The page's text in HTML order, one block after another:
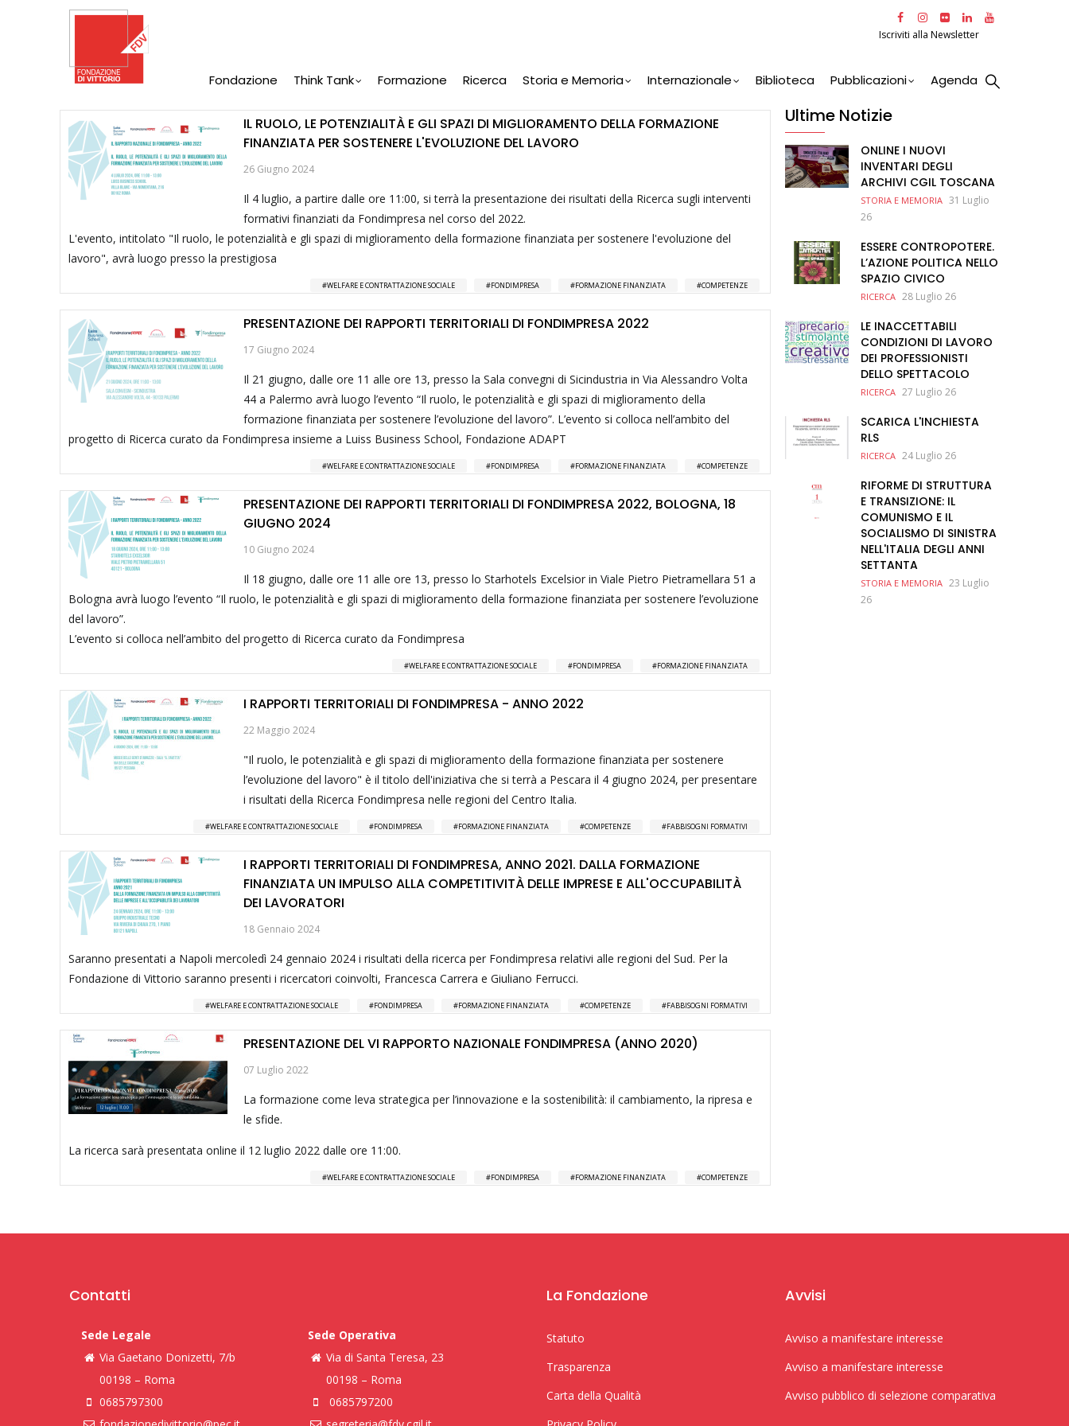
Iscriviti alla Newsletter
Navigation
Fondazione Think Tank Formazione Ricerca Storia e Memoria Internazionale Biblioteca Pubblicazioni Agenda
IL RUOLO, LE POTENZIALITÀ E GLI SPAZI DI MIGLIORAMENTO DELLA FORMAZIONE
FINANZIATA PER SOSTENERE L'EVOLUZIONE DEL LAVORO
26 Giugno 2024
Il 4 luglio, a partire dalle ore 11:00, si terrà la presentazione dei risultati della Ricerca sugli interventi
formativi finanziati da Fondimpresa nel corso del 2022.
L'evento, intitolato "Il ruolo, le potenzialità e gli spazi di miglioramento della formazione finanziata per sostenere l'evoluzione del
lavoro", avrà luogo presso la prestigiosa
WELFARE E CONTRATTAZIONE SOCIALE FONDIMPRESA FORMAZIONE FINANZIATA COMPETENZE
PRESENTAZIONE DEI RAPPORTI TERRITORIALI DI FONDIMPRESA 2022
17 Giugno 2024
Il 21 giugno, dalle ore 11 alle ore 13, presso la Sala convegni di Sicindustria in Via Alessandro Volta
44 a Palermo avrà luogo l’evento “Il ruolo, le potenzialità e gli spazi di miglioramento della
formazione finanziata per sostenere l’evoluzione del lavoro”. L’evento si colloca nell’ambito del
progetto di Ricerca curato da Fondimpresa insieme a Luiss Business School, Fondazione ADAPT
WELFARE E CONTRATTAZIONE SOCIALE FONDIMPRESA FORMAZIONE FINANZIATA COMPETENZE
PRESENTAZIONE DEI RAPPORTI TERRITORIALI DI FONDIMPRESA 2022, BOLOGNA, 18
GIUGNO 2024
10 Giugno 2024
Il 18 giugno, dalle ore 11 alle ore 13, presso lo Starhotels Excelsior in Viale Pietro Pietramellara 51 a
Bologna avrà luogo l’evento “Il ruolo, le potenzialità e gli spazi di miglioramento della formazione finanziata per sostenere l’evoluzione
del lavoro”.
L’evento si colloca nell’ambito del progetto di Ricerca curato da Fondimpresa
WELFARE E CONTRATTAZIONE SOCIALE FONDIMPRESA FORMAZIONE FINANZIATA
I RAPPORTI TERRITORIALI DI FONDIMPRESA - ANNO 2022
22 Maggio 2024
"Il ruolo, le potenzialità e gli spazi di miglioramento della formazione finanziata per sostenere
l’evoluzione del lavoro" è il titolo dell'iniziativa che si terrà a Pescara il 4 giugno 2024, per presentare
i risultati della Ricerca Fondimpresa nelle regioni del Centro Italia.
WELFARE E CONTRATTAZIONE SOCIALE FONDIMPRESA FORMAZIONE FINANZIATA COMPETENZE FABBISOGNI FORMATIVI
I RAPPORTI TERRITORIALI DI FONDIMPRESA, ANNO 2021. DALLA FORMAZIONE
FINANZIATA UN IMPULSO ALLA COMPETITIVITÀ DELLE IMPRESE E ALL'OCCUPABILITÀ
DEI LAVORATORI
18 Gennaio 2024
Saranno presentati a Napoli mercoledì 24 gennaio 2024 i risultati della ricerca per Fondimpresa relativi alle regioni del Sud. Per la
Fondazione di Vittorio saranno presenti i ricercatori coinvolti, Francesca Carrera e Giuliano Ferrucci.
WELFARE E CONTRATTAZIONE SOCIALE FONDIMPRESA FORMAZIONE FINANZIATA COMPETENZE FABBISOGNI FORMATIVI
PRESENTAZIONE DEL VI RAPPORTO NAZIONALE FONDIMPRESA (ANNO 2020)
07 Luglio 2022
La formazione come leva strategica per l’innovazione e la sostenibilità: il cambiamento, la ripresa e
le sfide.
La ricerca sarà presentata online il 12 luglio 2022 dalle ore 11:00.
WELFARE E CONTRATTAZIONE SOCIALE FONDIMPRESA FORMAZIONE FINANZIATA COMPETENZE
Ultime Notizie
ONLINE I NUOVI
INVENTARI DEGLI
ARCHIVI CGIL TOSCANA
STORIA E MEMORIA 31 Luglio
26
ESSERE CONTROPOTERE.
L’AZIONE POLITICA NELLO
SPAZIO CIVICO
RICERCA 28 Luglio 26
LE INACCETTABILI
CONDIZIONI DI LAVORO
DEI PROFESSIONISTI
DELLO SPETTACOLO
RICERCA 27 Luglio 26
SCARICA L'INCHIESTA
RLS
RICERCA 24 Luglio 26
RIFORME DI STRUTTURA
E TRANSIZIONE: IL
COMUNISMO E IL
SOCIALISMO DI SINISTRA
NELL'ITALIA DEGLI ANNI
SETTANTA
STORIA E MEMORIA 23 Luglio
26
Contatti
Sede Legale
Via Gaetano Donizetti, 7/b
00198 – Roma
0685797300
Sede Operativa
Via di Santa Teresa, 23
00198 – Roma
0685797200
La Fondazione
Statuto
Trasparenza
Carta della Qualità
Avvisi
Avviso a manifestare interesse
Avviso a manifestare interesse
Avviso pubblico di selezione comparativa